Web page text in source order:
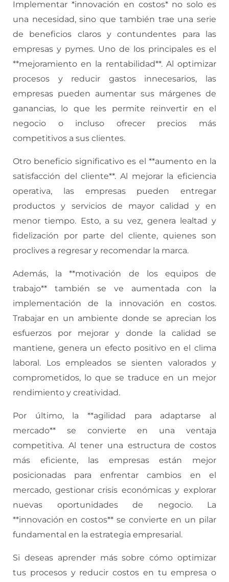
Implementar *innovación en costos* no solo es
una necesidad, sino que también trae una serie
de beneficios claros y contundentes para las
empresas y pymes. Uno de los principales es el
**mejoramiento en la rentabilidad**. Al optimizar
procesos y reducir gastos innecesarios, las
empresas pueden aumentar sus márgenes de
ganancias, lo que les permite reinvertir en el
negocio o incluso ofrecer precios más
competitivos a sus clientes.
Otro beneficio significativo es el **aumento en la
satisfacción del cliente**. Al mejorar la eficiencia
operativa, las empresas pueden entregar
productos y servicios de mayor calidad y en
menor tiempo. Esto, a su vez, genera lealtad y
fidelización por parte del cliente, quienes son
proclives a regresar y recomendar la marca.
Además, la **motivación de los equipos de
trabajo** también se ve aumentada con la
implementación de la innovación en costos.
Trabajar en un ambiente donde se aprecian los
esfuerzos por mejorar y donde la calidad se
mantiene, genera un efecto positivo en el clima
laboral. Los empleados se sienten valorados y
comprometidos, lo que se traduce en un mejor
rendimiento y creatividad.
Por último, la **agilidad para adaptarse al
mercado** se convierte en una ventaja
competitiva. Al tener una estructura de costos
más eficiente, las empresas están mejor
posicionadas para enfrentar cambios en el
mercado, gestionar crisis económicas y explorar
nuevas oportunidades de negocio. La
**innovación en costos** se convierte en un pilar
fundamental en la estrategia empresarial.
Si deseas aprender más sobre cómo optimizar
tus procesos y reducir costos en tu empresa o